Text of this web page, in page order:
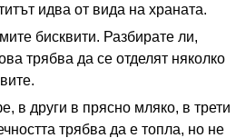
идва от вида на храната.
бисквити. Разбирате ли,
трябва да се отделят няколко
в други в прясно мляко, в трети
трябва да е топла, но не